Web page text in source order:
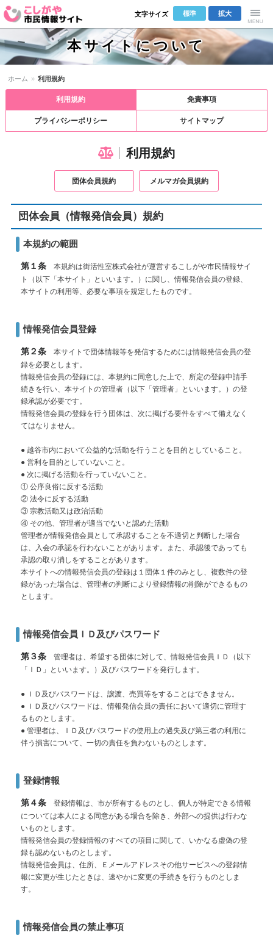
こしがや市
民情報サイ
Menu
拡大
標準
文字サイズ
本サイトについて
ホーム » 利用規約
利用規約 免責事項
プライバシーポリシー サイトマップ
利用規約
団体会員規約 メルマガ会員規約
団体会員（情報発信会員）規約
本規約の範囲
第１条本規約は街活性室株式会社が運営するこしがや市民情報サイ
ト（以下「本サイト」といいます。）に関し、情報発信会員の登録、
本サイトの利用等、必要な事項を規定したものです。
情報発信会員登録
第２条本サイトで団体情報等を発信するためには情報発信会員の登
録を必要とします。
情報発信会員の登録には、本規約に同意した上で、所定の登録申請手
続きを行い、本サイトの管理者（以下「管理者」といいます。）の登
録承認が必要です。
情報発信会員の登録を行う団体は、次に掲げる要件をすべて備えなく
てはなりません。
● 越谷市内において公益的な活動を行うことを目的としていること。
● 営利を目的としていないこと。
● 次に掲げる活動を行っていないこと。
① 公序良俗に反する活動
② 法令に反する活動
③ 宗教活動又は政治活動
④ その他、管理者が適当でないと認めた活動
管理者が情報発信会員として承認することを不適切と判断した場合
は、入会の承認を行わないことがあります。また、承認後であっても
承認の取り消しをすることがあります。
本サイトへの情報発信会員の登録は１団体１件のみとし、複数件の登
録があった場合は、管理者の判断により登録情報の削除ができるもの
とします。
情報発信会員ＩＤ及びパスワード
第３条管理者は、希望する団体に対して、情報発信会員ＩＤ（以下
「ＩＤ」といいます。）及びパスワードを発行します。
● ＩＤ及びパスワードは、譲渡、売買等をすることはできません。
● ＩＤ及びパスワードは、情報発信会員の責任において適切に管理す
るものとします。
● 管理者は、ＩＤ及びパスワードの使用上の過失及び第三者の利用に
伴う損害について、一切の責任を負わないものとします。
登録情報
第４条登録情報は、市が所有するものとし、個人が特定できる情報
については本人による同意がある場合を除き、外部への提供は行わな
いものとします。
情報発信会員の登録情報のすべての項目に関して、いかなる虚偽の登
録も認めないものとします。
情報発信会員は、住所、Ｅメールアドレスその他サービスへの登録情
報に変更が生じたときは、速やかに変更の手続きを行うものとしま
す。
情報発信会員の禁止事項